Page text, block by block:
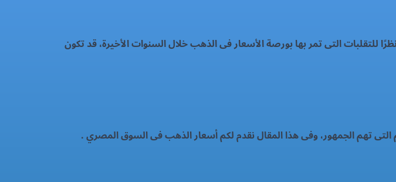
التى تمر بها بورصة الأسعار فى الذهب خلال السنوات الأخيرة، قد تكون
تهم الجمهور، وفى هذا المقال نقدم لكم أسعار الذهب فى السوق المصري .